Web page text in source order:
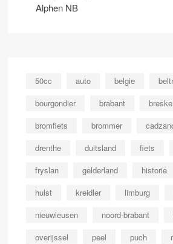
Alphen NB
50cc auto belgie
bourgondier
brabant
bromfiets
brommer
drenthe
duitsland fiets
fryslan
gelderland historie
hulst
kreidler limburg
nieuwleusen
noord-brabant
overijssel
peel puch